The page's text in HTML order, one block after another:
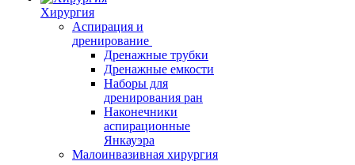
Хирургия
Аспирация и
дренирование
Дренажные трубки
Дренажные емкости
Наборы для
дренирования ран
Наконечники
аспирационные
Янкауэра
Малоинвазивная хирургия